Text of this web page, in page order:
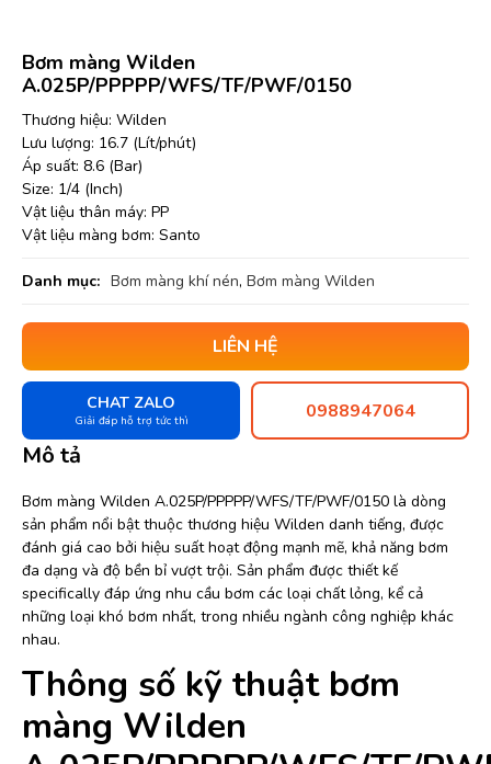
Bơm màng Wilden
A.025P/PPPPP/WFS/TF/PWF/0150
Thương hiệu: Wilden
Lưu lượng: 16.7 (Lít/phút)
Áp suất: 8.6 (Bar)
Size: 1/4 (Inch)
Vật liệu thân máy: PP
Vật liệu màng bơm: Santo
Danh mục: Bơm màng khí nén, Bơm màng Wilden
LIÊN HỆ
CHAT ZALO
Giải đáp hỗ trợ tức thì 0988947064
Mô tả
Bơm màng Wilden A.025P/PPPPP/WFS/TF/PWF/0150 là dòng
sản phẩm nổi bật thuộc thương hiệu Wilden danh tiếng, được
đánh giá cao bởi hiệu suất hoạt động mạnh mẽ, khả năng bơm
đa dạng và độ bền bỉ vượt trội. Sản phẩm được thiết kế
specifically đáp ứng nhu cầu bơm các loại chất lỏng, kể cả
những loại khó bơm nhất, trong nhiều ngành công nghiệp khác
nhau.
Thông số kỹ thuật bơm
màng Wilden